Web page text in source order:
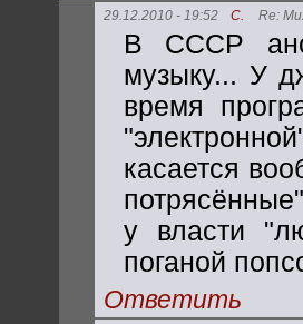
29.12.2010 - 19:52 C. Re:
В СССР
музыку... У
время
касается
у власти
поганой
Ответить